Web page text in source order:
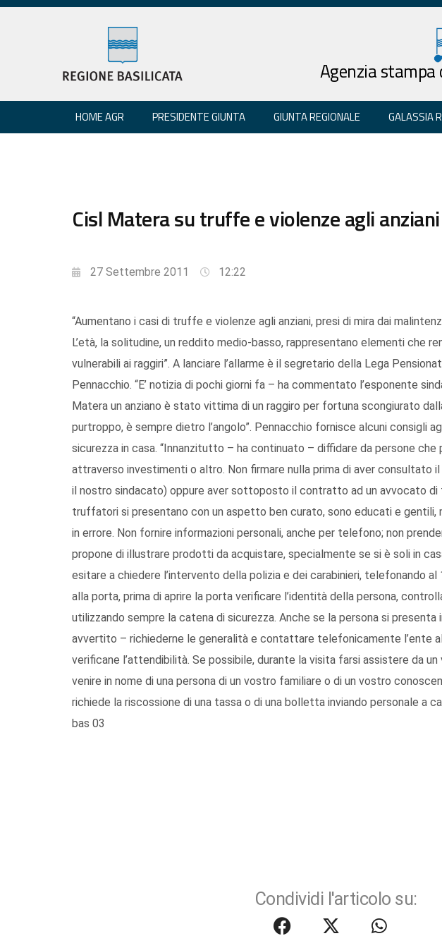
Agenzia stampa
HOME AGR PRESIDENTE GIUNTA GIUNTA REGIONALE GALASSIA
Cisl Matera su truffe e violenze agli anziani
27 Settembre 2011 12:22
“Aumentano i casi di truffe e violenze agli anziani, presi di mira dai
L’età, la solitudine, un reddito medio-basso, rappresentano elementi che
vulnerabili ai raggiri”. A lanciare l’allarme è il segretario della Lega
Pennacchio. “E’ notizia di pochi giorni fa – ha commentato l’esponente
Matera un anziano è stato vittima di un raggiro per fortuna scongiurato
purtroppo, è sempre dietro l’angolo”. Pennacchio fornisce alcuni consigli
sicurezza in casa. “Innanzitutto – ha continuato – diffidare da persone che
attraverso investimenti o altro. Non firmare nulla prima di aver consultato
il nostro sindacato) oppure aver sottoposto il contratto ad un avvocato di
truffatori si presentano con un aspetto ben curato, sono educati e gentili,
in errore. Non fornire informazioni personali, anche per telefono; non
propone di illustrare prodotti da acquistare, specialmente se si è soli in
esitare a chiedere l’intervento della polizia e dei carabinieri, telefonando al
alla porta, prima di aprire la porta verificare l’identità della persona,
utilizzando sempre la catena di sicurezza. Anche se la persona si presenta
avvertito – richiederne le generalità e contattare telefonicamente l’ente
verificane l’attendibilità. Se possibile, durante la visita farsi assistere da
venire in nome di una persona di un vostro familiare o di un vostro
richiede la riscossione di una tassa o di una bolletta inviando personale a
bas 03
Condividi l'articolo su: